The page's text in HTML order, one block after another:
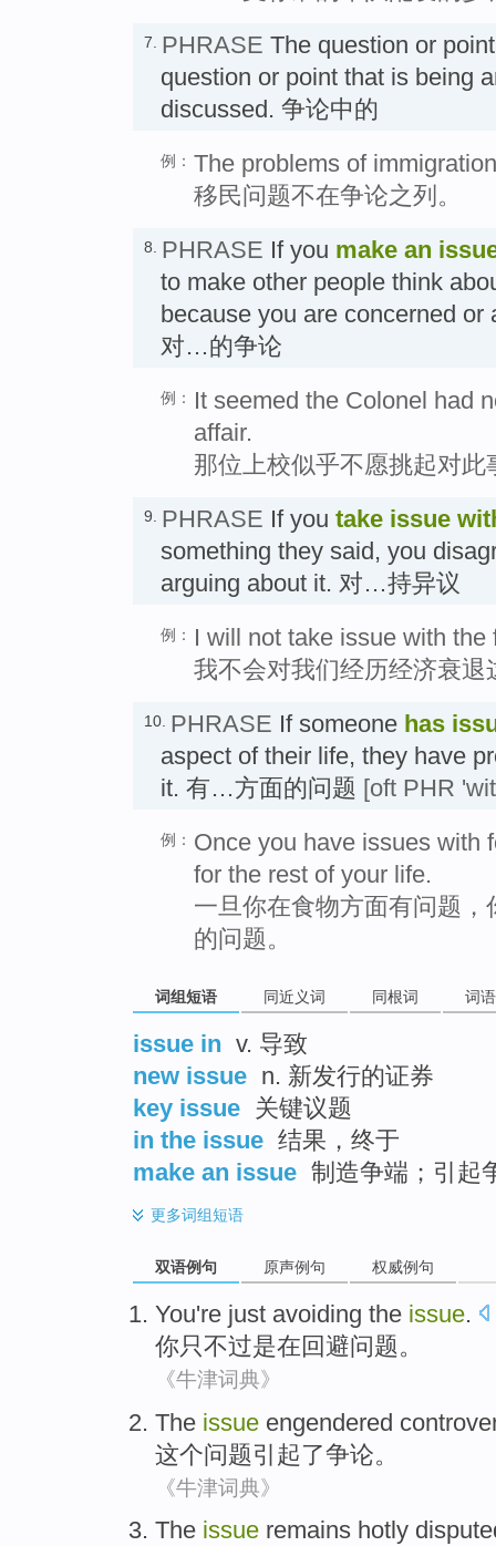
7. PHRASE The question or
question or point that is being
discussed. 争论中的
例： The problems of
移民问题不在争论之列。
8. PHRASE If you make an
to make other people think
because you are concerned
对…的争论
例：
It seemed the Colonel had
affair.
那位上校似乎不愿挑起对此
9. PHRASE If you take issue
something they said, you
arguing about it. 对…持异议
例：
I will not take issue with
我不会对我们经历经济衰退
10. PHRASE If someone has
aspect of their life, they have
it. 有…方面的问题 [oft PHR
例： Once you have issues with
for the rest of your life.
一旦你在食物方面有问题
的问题。
词组短语 同近义词 同根词 词
issue in v. 导致
new issue n. 新发行的证券
key issue 关键议题
in the issue 结果，终于
make an issue 制造争端；引起
更多词组短语
双语例句 原声例句 权威例句
You're just avoiding the issue.
你只不过是在回避问题。
《牛津词典》
The issue engendered
这个问题引起了争论。
《牛津词典》
The issue remains hotly